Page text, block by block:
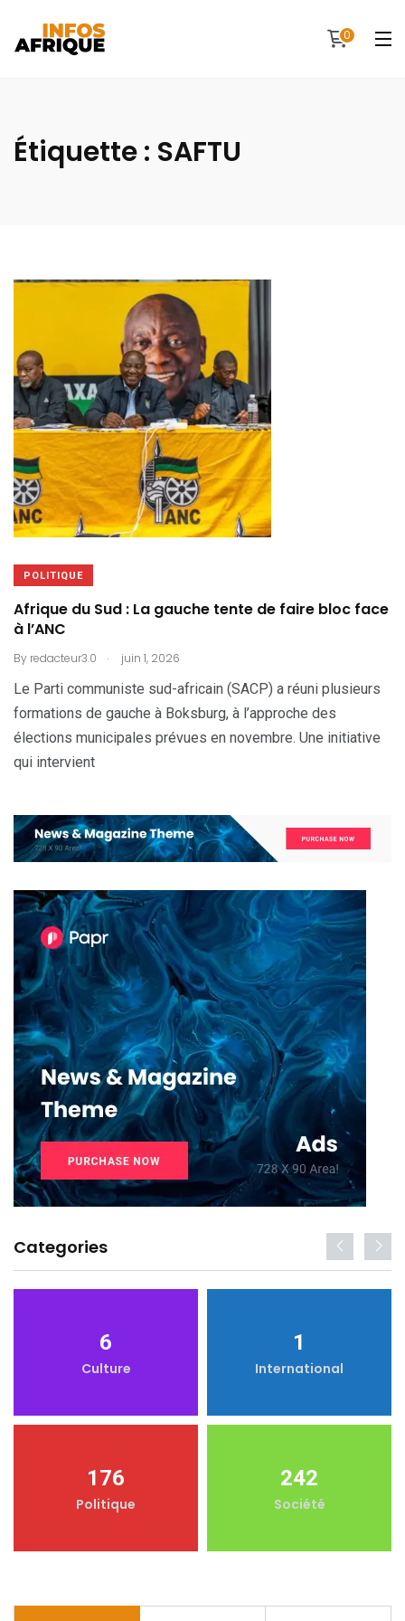
0
Étiquette : SAFTU
POLITIQUE
Afrique du Sud : La gauche tente de faire bloc face
à l’ANC
By redacteur3.0 . juin 1, 2026
Le Parti communiste sud-africain (SACP) a réuni plusieurs
formations de gauche à Boksburg, à l’approche des
élections municipales prévues en novembre. Une initiative
qui intervient
Categories
6
Culture
1
International
176
Politique
242
Société